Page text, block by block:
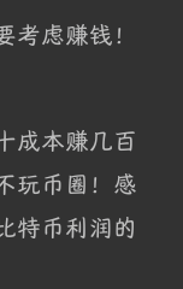
虑赚钱！
成本赚几百
玩币圈！感
特币利润的